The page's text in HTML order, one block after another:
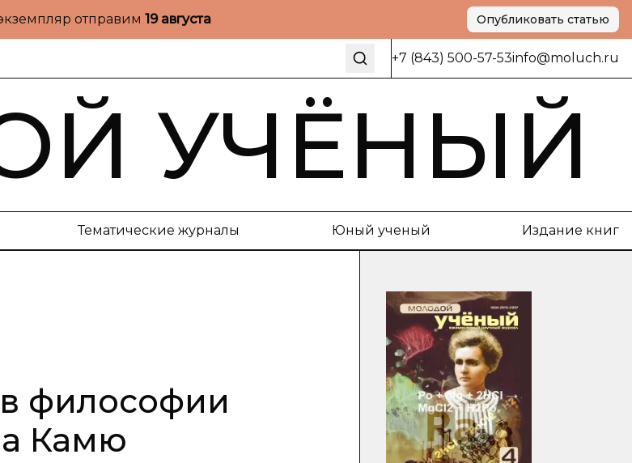
отправим 19 августа Опубликовать статью
+7 (843) 500-57-53info@moluch.ru
УЧЁНЫЙ
Тематические журналы Юный ученый Издание книг
философии
Камю